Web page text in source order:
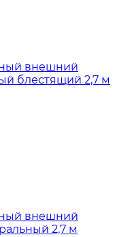
внешний
блестящий 2,7 м
внешний
2,7 м